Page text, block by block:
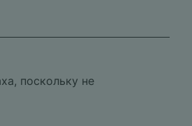
поскольку не